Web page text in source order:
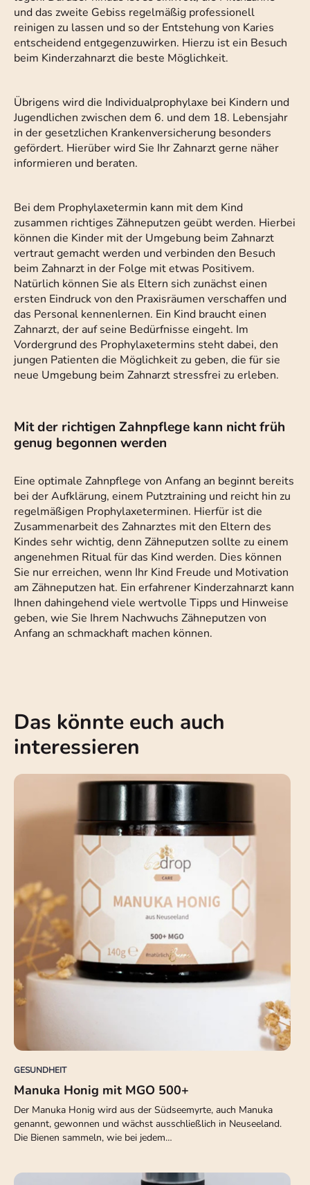
und das zweite Gebiss regelmäßig professionell
reinigen zu lassen und so der Entstehung von Karies
entscheidend entgegenzuwirken. Hierzu ist ein Besuch
beim Kinderzahnarzt die beste Möglichkeit.
Übrigens wird die Individualprophylaxe bei Kindern und
Jugendlichen zwischen dem 6. und dem 18. Lebensjahr
in der gesetzlichen Krankenversicherung besonders
gefördert. Hierüber wird Sie Ihr Zahnarzt gerne näher
informieren und beraten.
Bei dem Prophylaxetermin kann mit dem Kind
zusammen richtiges Zähneputzen geübt werden. Hierbei
können die Kinder mit der Umgebung beim Zahnarzt
vertraut gemacht werden und verbinden den Besuch
beim Zahnarzt in der Folge mit etwas Positivem.
Natürlich können Sie als Eltern sich zunächst einen
ersten Eindruck von den Praxisräumen verschaffen und
das Personal kennenlernen. Ein Kind braucht einen
Zahnarzt, der auf seine Bedürfnisse eingeht. Im
Vordergrund des Prophylaxetermins steht dabei, den
jungen Patienten die Möglichkeit zu geben, die für sie
neue Umgebung beim Zahnarzt stressfrei zu erleben.
Mit der richtigen Zahnpflege kann nicht früh
genug begonnen werden
Eine optimale Zahnpflege von Anfang an beginnt bereits
bei der Aufklärung, einem Putztraining und reicht hin zu
regelmäßigen Prophylaxeterminen. Hierfür ist die
Zusammenarbeit des Zahnarztes mit den Eltern des
Kindes sehr wichtig, denn Zähneputzen sollte zu einem
angenehmen Ritual für das Kind werden. Dies können
Sie nur erreichen, wenn Ihr Kind Freude und Motivation
am Zähneputzen hat. Ein erfahrener Kinderzahnarzt kann
Ihnen dahingehend viele wertvolle Tipps und Hinweise
geben, wie Sie Ihrem Nachwuchs Zähneputzen von
Anfang an schmackhaft machen können.
Das könnte euch auch
interessieren
GESUNDHEIT
Manuka Honig mit MGO 500+
Der Manuka Honig wird aus der Südseemyrte, auch Manuka
genannt, gewonnen und wächst ausschließlich in Neuseeland.
Die Bienen sammeln, wie bei jedem…